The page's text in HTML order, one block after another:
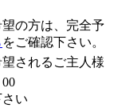
の方は、完全予
をご確認下さい。
されるご主人様
い